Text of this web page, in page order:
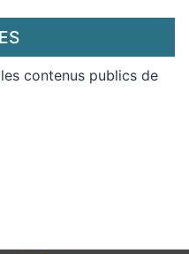
contenus publics de